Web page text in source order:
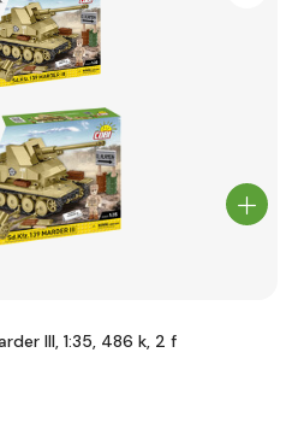
III, 1:35, 486 k, 2 f